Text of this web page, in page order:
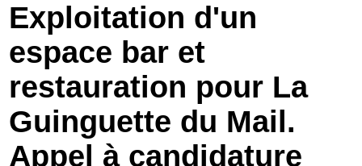
Economie
Services
Contacts
Exploitation d'un
espace bar et
restauration pour La
Guinguette du Mail.
Appel à candidature